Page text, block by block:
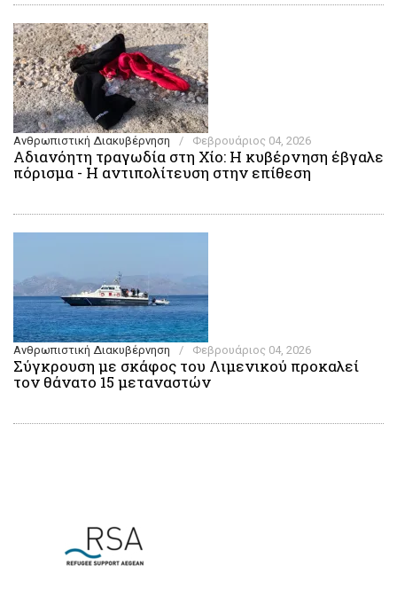
Ανθρωπιστική Διακυβέρνηση / Φεβρουάριος 04, 2026
Αδιανόητη τραγωδία στη Χίο: Η κυβέρνηση έβγαλε
πόρισμα - Η αντιπολίτευση στην επίθεση
Ανθρωπιστική Διακυβέρνηση / Φεβρουάριος 04, 2026
Σύγκρουση με σκάφος του Λιμενικού προκαλεί
τον θάνατο 15 μεταναστών